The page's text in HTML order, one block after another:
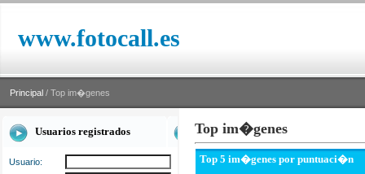
www.fotocall.es
Principal / Top im�genes
Usuarios registrados
Usuario:
Top im�genes
Top 5 im�genes por puntuaci�n